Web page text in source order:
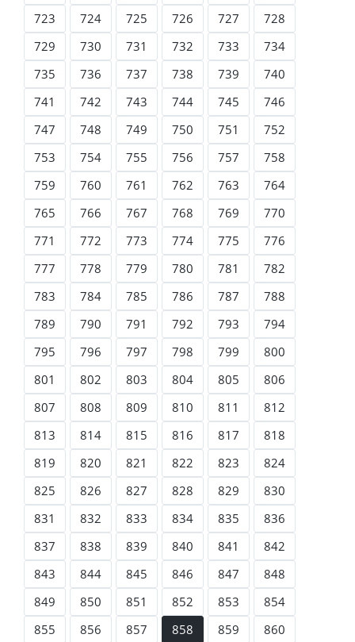
723
724 725 726 727
728
729
730 731 732 733
734
735
736 737 738 739
740
741
742 743 744 745
746
747
748 749 750 751
752
753
754 755 756 757
758
759
760 761 762 763
764
765
766 767 768 769
770
771
772 773 774 775
776
777
778 779 780 781
782
783
784 785 786 787
788
789
790 791 792 793
794
795
796 797 798 799
800
801
802 803 804 805
806
807
808 809 810 811
812
813
814 815 816 817
818
819
820 821 822 823
824
825
826 827 828 829
830
831
832 833 834 835
836
837
838 839 840 841
842
843
844 845 846 847
848
849
850 851 852 853
854
855
856 857 858 859
860